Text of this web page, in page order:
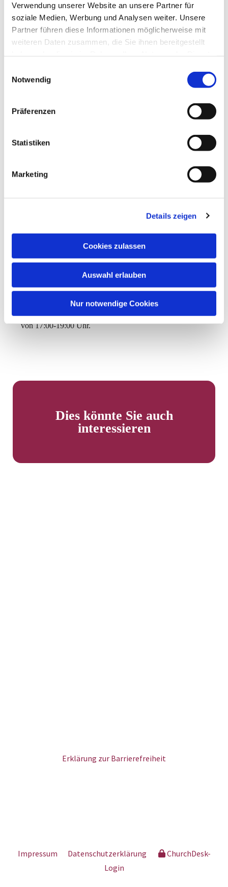
Verwendung unserer Website an unsere Partner für
soziale Medien, Werbung und Analysen weiter. Unsere
Partner führen diese Informationen möglicherweise mit
weiteren Daten zusammen, die Sie ihnen bereitgestellt
Notwendig
Präferenzen
Statistiken
Marketing
Details zeigen
Cookies zulassen
Auswahl erlauben
Nur notwendige Cookies
in die Köpfe und Herzen der Mächtigen
und aller, die weiter um Frieden ringen.
die in Sorge sind um ihre Angehörigen in der Ukraine.
Damit die Waffen wieder schweigen.
Und bei uns.
von 17:00-19:00 Uhr.
Dies könnte Sie auch
interessieren
Erklärung zur Barrierefreiheit
Impressum Datenschutzerklärung
ChurchDesk-
Login